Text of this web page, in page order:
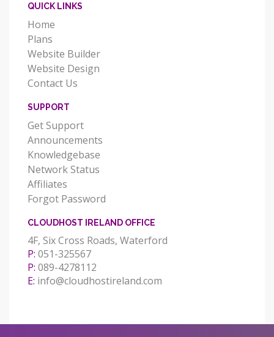
QUICK LINKS
Home
Plans
Website Builder
Website Design
Contact Us
SUPPORT
Get Support
Announcements
Knowledgebase
Network Status
Affiliates
Forgot Password
CLOUDHOST IRELAND OFFICE
4F, Six Cross Roads, Waterford
P: 051-325567
P: 089-4278112
E: info@cloudhostireland.com